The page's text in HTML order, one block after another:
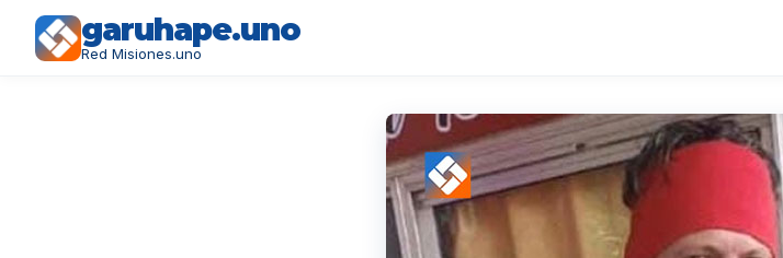
garuhape.uno
Red Misiones.uno